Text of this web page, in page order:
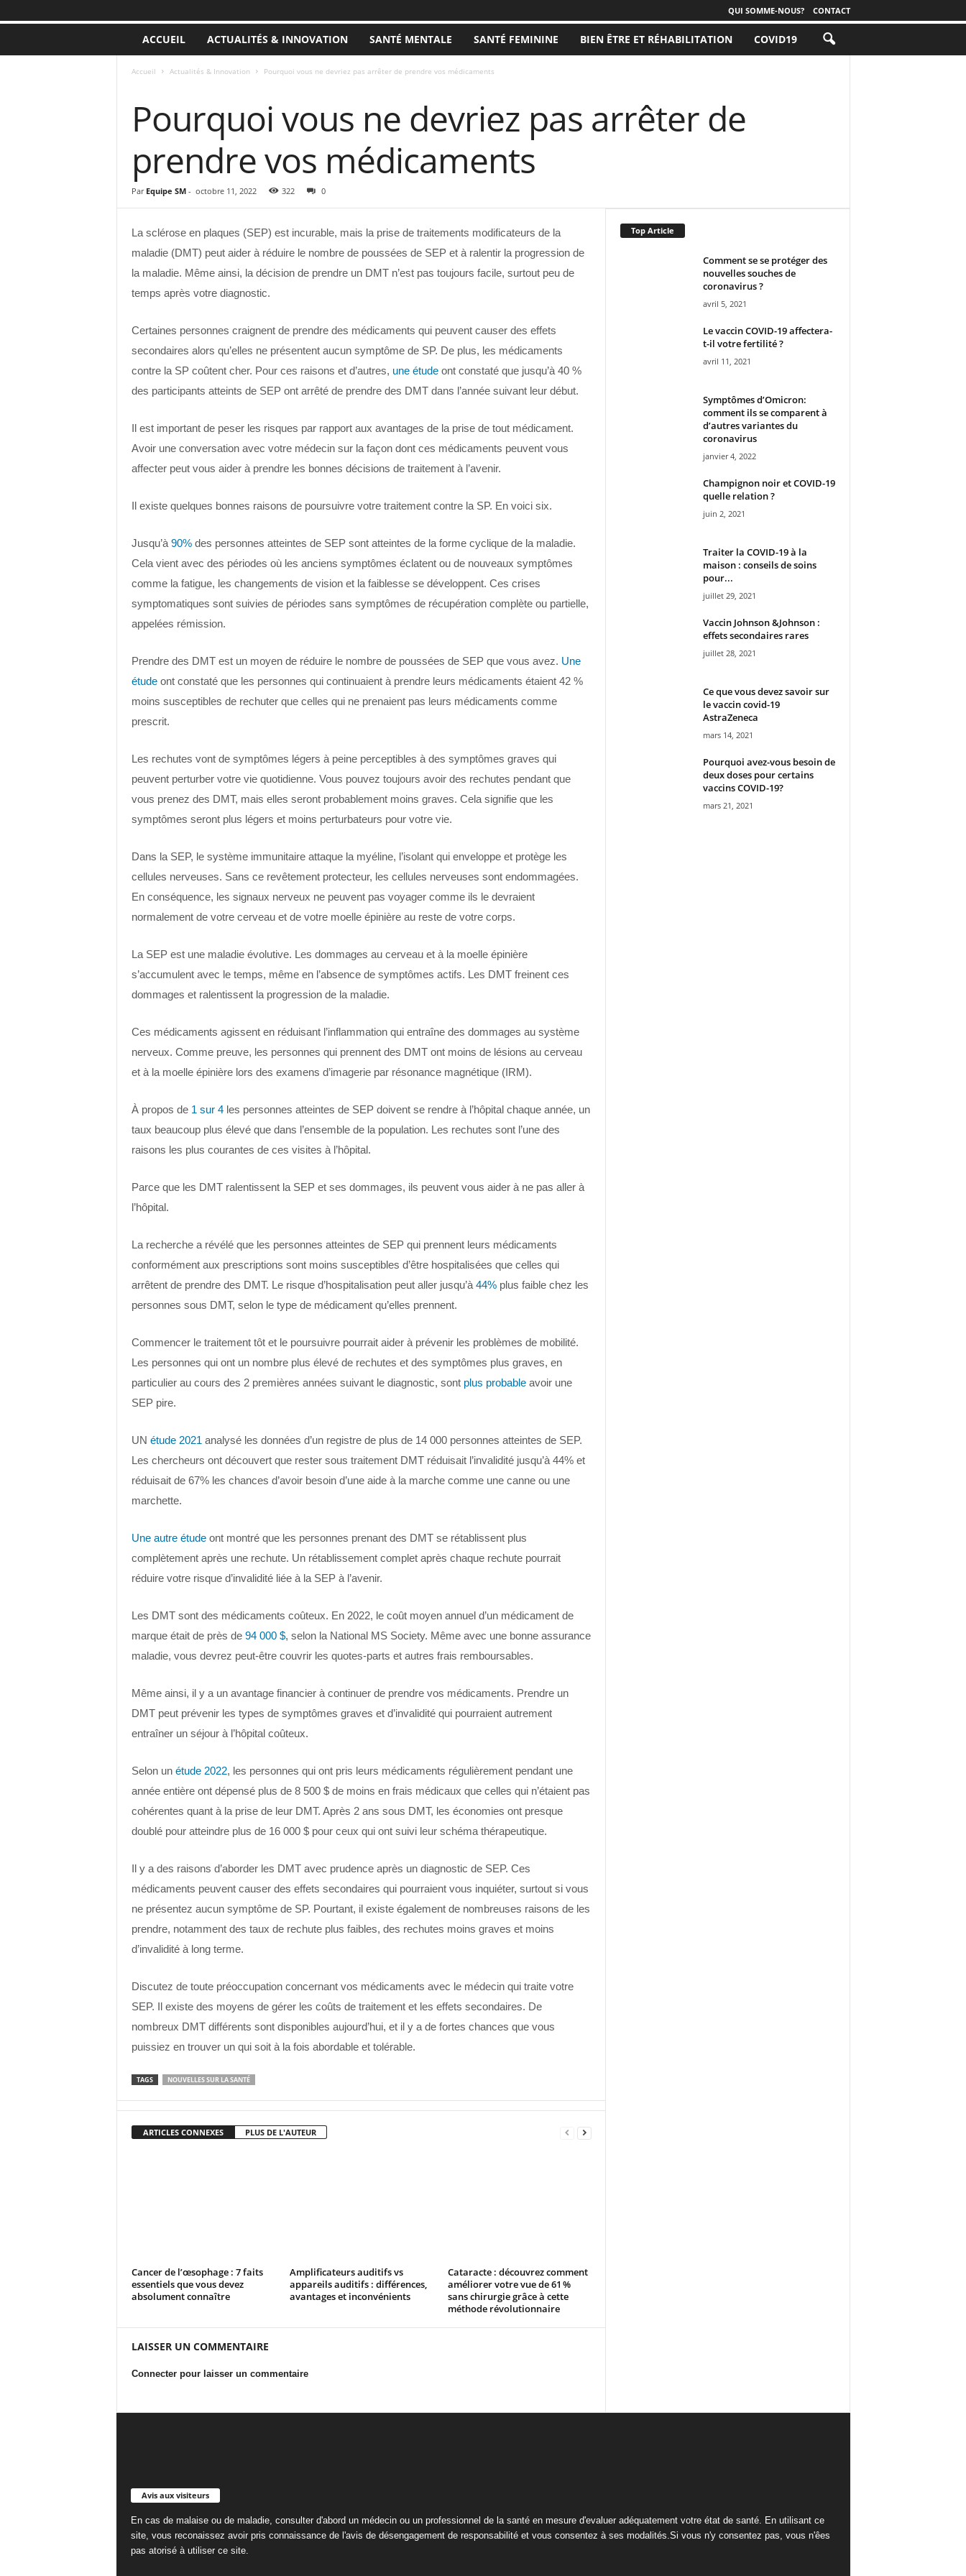
QUI SOMME-NOUS? CONTACT
ACCUEIL ACTUALITÉS & INNOVATION SANTÉ MENTALE SANTÉ FEMININE BIEN ÊTRE ET RÉHABILITATION COVID19
Accueil Actualités & Innovation Pourquoi vous ne devriez pas arrêter de prendre vos médicaments
Pourquoi vous ne devriez pas arrêter de
prendre vos médicaments
Par Equipe SM- octobre 11, 2022 322 0
La sclérose en plaques (SEP) est incurable, mais la prise de traitements modificateurs de la
maladie (DMT) peut aider à réduire le nombre de poussées de SEP et à ralentir la progression de
la maladie. Même ainsi, la décision de prendre un DMT n’est pas toujours facile, surtout peu de
temps après votre diagnostic.
Certaines personnes craignent de prendre des médicaments qui peuvent causer des effets
secondaires alors qu’elles ne présentent aucun symptôme de SP. De plus, les médicaments
contre la SP coûtent cher. Pour ces raisons et d’autres, une étudeont constaté que jusqu’à 40 %
des participants atteints de SEP ont arrêté de prendre des DMT dans l’année suivant leur début.
Il est important de peser les risques par rapport aux avantages de la prise de tout médicament.
Avoir une conversation avec votre médecin sur la façon dont ces médicaments peuvent vous
affecter peut vous aider à prendre les bonnes décisions de traitement à l’avenir.
Il existe quelques bonnes raisons de poursuivre votre traitement contre la SP. En voici six.
Jusqu’à 90%des personnes atteintes de SEP sont atteintes de la forme cyclique de la maladie.
Cela vient avec des périodes où les anciens symptômes éclatent ou de nouveaux symptômes
comme la fatigue, les changements de vision et la faiblesse se développent. Ces crises
symptomatiques sont suivies de périodes sans symptômes de récupération complète ou partielle,
appelées rémission.
Prendre des DMT est un moyen de réduire le nombre de poussées de SEP que vous avez. Une
étudeont constaté que les personnes qui continuaient à prendre leurs médicaments étaient 42 %
moins susceptibles de rechuter que celles qui ne prenaient pas leurs médicaments comme
prescrit.
Les rechutes vont de symptômes légers à peine perceptibles à des symptômes graves qui
peuvent perturber votre vie quotidienne. Vous pouvez toujours avoir des rechutes pendant que
vous prenez des DMT, mais elles seront probablement moins graves. Cela signifie que les
symptômes seront plus légers et moins perturbateurs pour votre vie.
Dans la SEP, le système immunitaire attaque la myéline, l’isolant qui enveloppe et protège les
cellules nerveuses. Sans ce revêtement protecteur, les cellules nerveuses sont endommagées.
En conséquence, les signaux nerveux ne peuvent pas voyager comme ils le devraient
normalement de votre cerveau et de votre moelle épinière au reste de votre corps.
La SEP est une maladie évolutive. Les dommages au cerveau et à la moelle épinière
s’accumulent avec le temps, même en l’absence de symptômes actifs. Les DMT freinent ces
dommages et ralentissent la progression de la maladie.
Ces médicaments agissent en réduisant l’inflammation qui entraîne des dommages au système
nerveux. Comme preuve, les personnes qui prennent des DMT ont moins de lésions au cerveau
et à la moelle épinière lors des examens d’imagerie par résonance magnétique (IRM).
À propos de 1 sur 4les personnes atteintes de SEP doivent se rendre à l’hôpital chaque année, un
taux beaucoup plus élevé que dans l’ensemble de la population. Les rechutes sont l’une des
raisons les plus courantes de ces visites à l’hôpital.
Parce que les DMT ralentissent la SEP et ses dommages, ils peuvent vous aider à ne pas aller à
l’hôpital.
La recherche a révélé que les personnes atteintes de SEP qui prennent leurs médicaments
conformément aux prescriptions sont moins susceptibles d’être hospitalisées que celles qui
arrêtent de prendre des DMT. Le risque d’hospitalisation peut aller jusqu’à 44%plus faible chez les
personnes sous DMT, selon le type de médicament qu’elles prennent.
Commencer le traitement tôt et le poursuivre pourrait aider à prévenir les problèmes de mobilité.
Les personnes qui ont un nombre plus élevé de rechutes et des symptômes plus graves, en
particulier au cours des 2 premières années suivant le diagnostic, sont plus probableavoir une
SEP pire.
UN étude 2021 analysé les données d’un registre de plus de 14 000 personnes atteintes de SEP.
Les chercheurs ont découvert que rester sous traitement DMT réduisait l’invalidité jusqu’à 44% et
réduisait de 67% les chances d’avoir besoin d’une aide à la marche comme une canne ou une
marchette.
Une autre étudeont montré que les personnes prenant des DMT se rétablissent plus
complètement après une rechute. Un rétablissement complet après chaque rechute pourrait
réduire votre risque d’invalidité liée à la SEP à l’avenir.
Les DMT sont des médicaments coûteux. En 2022, le coût moyen annuel d’un médicament de
marque était de près de 94 000 $, selon la National MS Society. Même avec une bonne assurance
maladie, vous devrez peut-être couvrir les quotes-parts et autres frais remboursables.
Même ainsi, il y a un avantage financier à continuer de prendre vos médicaments. Prendre un
DMT peut prévenir les types de symptômes graves et d’invalidité qui pourraient autrement
entraîner un séjour à l’hôpital coûteux.
Selon un étude 2022, les personnes qui ont pris leurs médicaments régulièrement pendant une
année entière ont dépensé plus de 8 500 $ de moins en frais médicaux que celles qui n’étaient pas
cohérentes quant à la prise de leur DMT. Après 2 ans sous DMT, les économies ont presque
doublé pour atteindre plus de 16 000 $ pour ceux qui ont suivi leur schéma thérapeutique.
Il y a des raisons d’aborder les DMT avec prudence après un diagnostic de SEP. Ces
médicaments peuvent causer des effets secondaires qui pourraient vous inquiéter, surtout si vous
ne présentez aucun symptôme de SP. Pourtant, il existe également de nombreuses raisons de les
prendre, notamment des taux de rechute plus faibles, des rechutes moins graves et moins
d’invalidité à long terme.
Discutez de toute préoccupation concernant vos médicaments avec le médecin qui traite votre
SEP. Il existe des moyens de gérer les coûts de traitement et les effets secondaires. De
nombreux DMT différents sont disponibles aujourd’hui, et il y a de fortes chances que vous
puissiez en trouver un qui soit à la fois abordable et tolérable.
TAGS NOUVELLES SUR LA SANTÉ
ARTICLES CONNEXES PLUS DE L'AUTEUR
Cancer de l’œsophage : 7 faits
essentiels que vous devez
absolument connaître
Amplificateurs auditifs vs
appareils auditifs : différences,
avantages et inconvénients
Cataracte : découvrez comment
améliorer votre vue de 61 %
sans chirurgie grâce à cette
méthode révolutionnaire
LAISSER UN COMMENTAIRE
Connecter pour laisser un commentaire
Top Article
Comment se se protéger des
nouvelles souches de
coronavirus ?
avril 5, 2021
Le vaccin COVID-19 affectera-
t-il votre fertilité ?
avril 11, 2021
Symptômes d’Omicron:
comment ils se comparent à
d’autres variantes du
coronavirus
janvier 4, 2022
Champignon noir et COVID-19
quelle relation ?
juin 2, 2021
Traiter la COVID-19 à la
maison : conseils de soins
pour...
juillet 29, 2021
Vaccin Johnson &Johnson :
effets secondaires rares
juillet 28, 2021
Ce que vous devez savoir sur
le vaccin covid-19
AstraZeneca
mars 14, 2021
Pourquoi avez-vous besoin de
deux doses pour certains
vaccins COVID-19?
mars 21, 2021
Avis aux visiteurs
En cas de malaise ou de maladie, consulter d'abord un médecin ou un professionnel de la santé en mesure d'evaluer adéquatement votre état de santé. En utilisant ce
site, vous reconaissez avoir pris connaissance de l'avis de désengagement de responsabilité et vous consentez à ses modalités.Si vous n'y consentez pas, vous n'êes
pas atorisé à utiliser ce site.